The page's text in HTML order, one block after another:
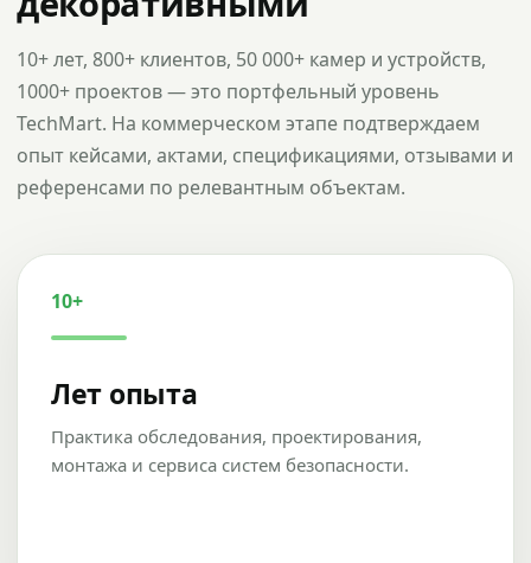
10+ лет, 800+ клиентов, 50 000+ камер и устройств,
1000+ проектов — это портфельный уровень
TechMart. На коммерческом этапе подтверждаем
опыт кейсами, актами, спецификациями, отзывами и
референсами по релевантным объектам.
10+
Лет опыта
Практика обследования, проектирования,
монтажа и сервиса систем безопасности.